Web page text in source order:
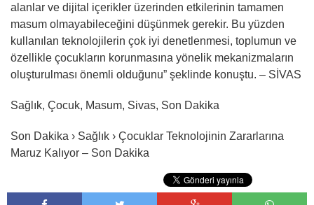
alanlar ve dijital içerikler üzerinden etkilerinin tamamen
masum olmayabileceğini düşünmek gerekir. Bu yüzden
kullanılan teknolojilerin çok iyi denetlenmesi, toplumun ve
özellikle çocukların korunmasına yönelik mekanizmaların
oluşturulması önemli olduğunu” şeklinde konuştu. – SİVAS
Sağlık, Çocuk, Masum, Sivas, Son Dakika
Son Dakika › Sağlık › Çocuklar Teknolojinin Zararlarına
Maruz Kalıyor – Son Dakika